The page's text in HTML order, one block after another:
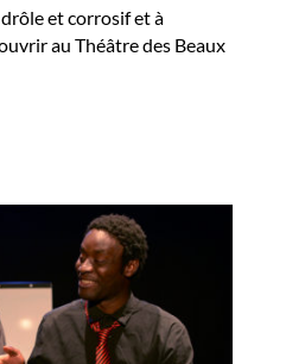
et corrosif et à
au Théâtre des Beaux